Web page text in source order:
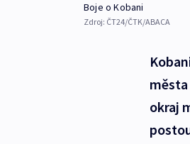
Boje o Kobani
Zdroj: ČT24/ČTK/ABACA
okraj